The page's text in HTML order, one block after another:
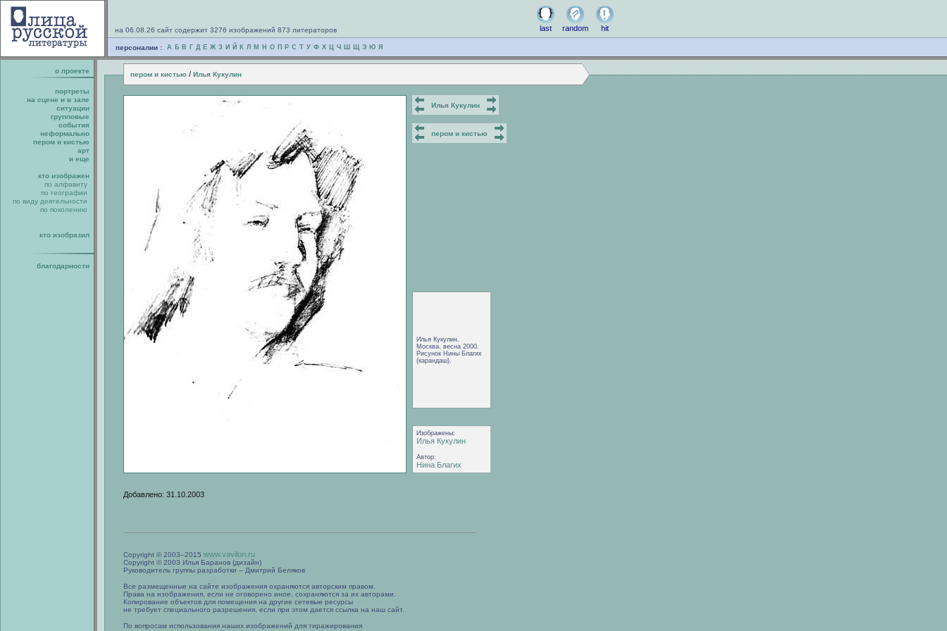
на 06.08.26 сайт содержит 3276 изображений 873 литераторов last random hit
персоналии : А Б В Г Д Е Ж З И Й К Л М Н О П Р С Т У Ф Х Ц Ч Ш Щ Э Ю Я
о проекте пером и кистью / Илья Кукулин
портреты
на сцене и в зале
ситуации
групповые
события
неформально
пером и кистью
арт
и еще
кто изображен
по алфавиту
по географии
по виду деятельности
по поколению
кто изобразил
благодарности
Илья Кукулин
пером и кистью
Илья Кукулин.
Москва, весна 2000.
Рисунок Нины Благих
(карандаш).
Изображены:
Илья Кукулин
Автор:
Нина Благих
Добавлено: 31.10.2003
Copyright © 2003–2015 www.vavilon.ru
Copyright © 2003 Илья Баранов (дизайн)
Руководитель группы разработки – Дмитрий Беляков
Все размещенные на сайте изображения охраняются авторским правом.
Права на изображения, если не оговорено иное, сохраняются за их авторами.
Копирование объектов для помещения на другие сетевые ресурсы
не требует специального разрешения, если при этом дается ссылка на наш сайт.
По вопросам использования наших изображений для тиражирования